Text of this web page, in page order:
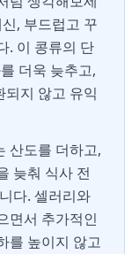
, 부드럽고 꾸
. 이 콩류의 단
더욱 늦추고,
지 않고 유익
산도를 더하고,
늦춰 식사 전
다. 셀러리와
면서 추가적인
를 높이지 않고